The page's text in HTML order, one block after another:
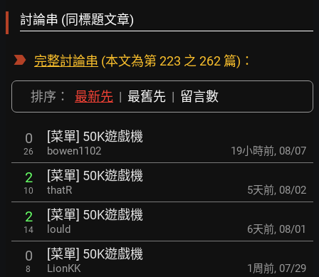
討論串 (同標題文章)
完整討論串 (本文為第 223 之 262 篇)：
排序： 最新先 | 最舊先 | 留言數
0
26
[菜單] 50K遊戲機
bowen1102 19小時前, 08/07
2
10
[菜單] 50K遊戲機
thatR 5天前, 08/02
2
14
[菜單] 50K遊戲機
lould 6天前, 08/01
0
8
[菜單] 50K遊戲機
LionKK 1周前, 07/29